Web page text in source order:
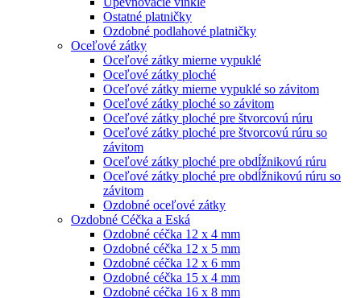
Ostatné platničky
Ozdobné podlahové platničky
Oceľové zátky
Oceľové zátky mierne vypuklé
Oceľové zátky ploché
Oceľové zátky mierne vypuklé so závitom
Oceľové zátky ploché so závitom
Oceľové zátky ploché pre štvorcovú rúru
Oceľové zátky ploché pre štvorcovú rúru so
závitom
Oceľové zátky ploché pre obdĺžnikovú rúru
Oceľové zátky ploché pre obdĺžnikovú rúru so
závitom
Ozdobné oceľové zátky
Ozdobné Céčka a Eská
Ozdobné céčka 12 x 4 mm
Ozdobné céčka 12 x 5 mm
Ozdobné céčka 12 x 6 mm
Ozdobné céčka 15 x 4 mm
Ozdobné céčka 16 x 8 mm